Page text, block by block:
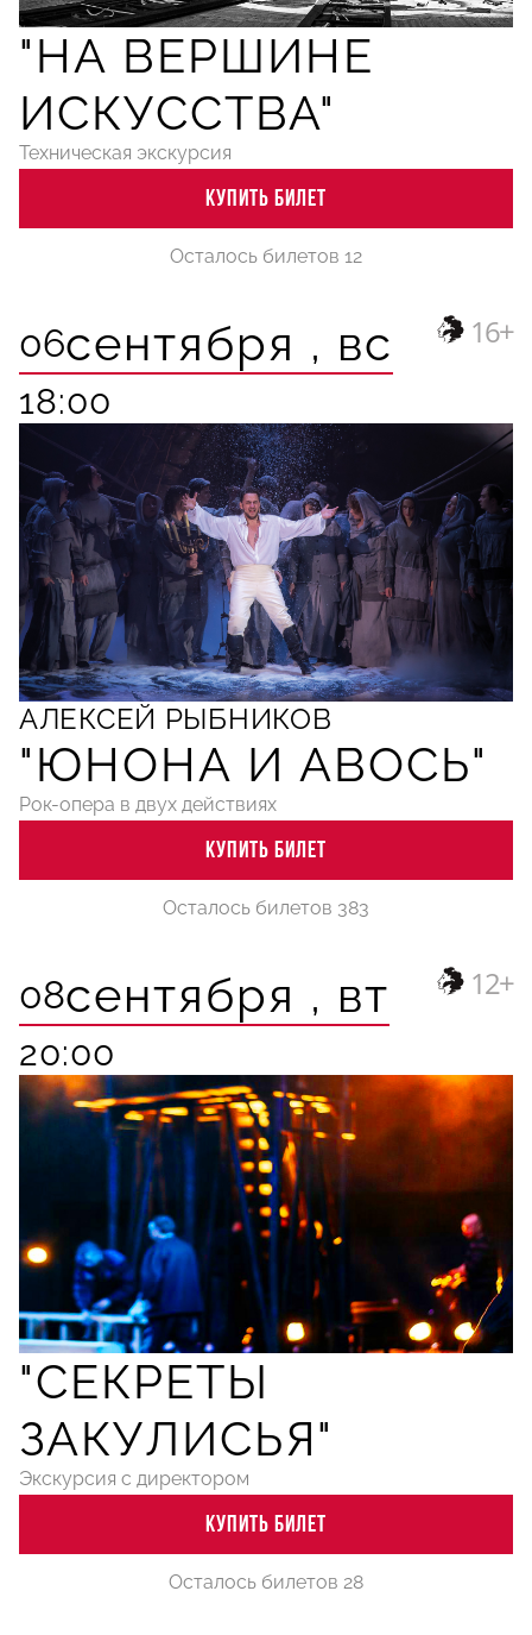
"НА ВЕРШИНЕ
ИСКУССТВА"
Техническая экскурсия
КУПИТЬ БИЛЕТ
Осталось билетов 12
06сентября , вс
18:00
АЛЕКСЕЙ РЫБНИКОВ
"ЮНОНА И АВОСЬ"
Рок-опера в двух действиях
16+
КУПИТЬ БИЛЕТ
Осталось билетов 383
08сентября , вт
20:00
"СЕКРЕТЫ
ЗАКУЛИСЬЯ"
Экскурсия с директором
12+
КУПИТЬ БИЛЕТ
Осталось билетов 28